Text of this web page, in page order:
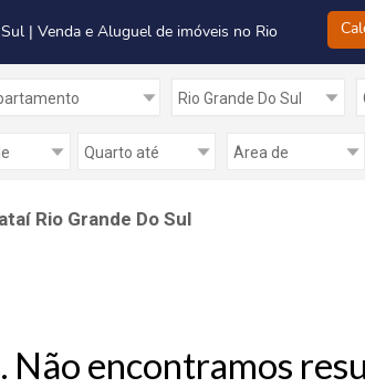
| Venda e Aluguel de imóveis no Rio
Rio Grande Do Sul
Não encontramos